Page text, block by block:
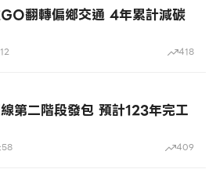
翻轉偏鄉交通 4年累計減碳
418
第二階段發包 預計123年完工
409